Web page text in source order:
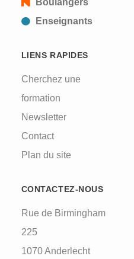
Boulangers
Enseignants
LIENS RAPIDES
Cherchez une
formation
Newsletter
Contact
Plan du site
CONTACTEZ-NOUS
Rue de Birmingham
225
1070 Anderlecht